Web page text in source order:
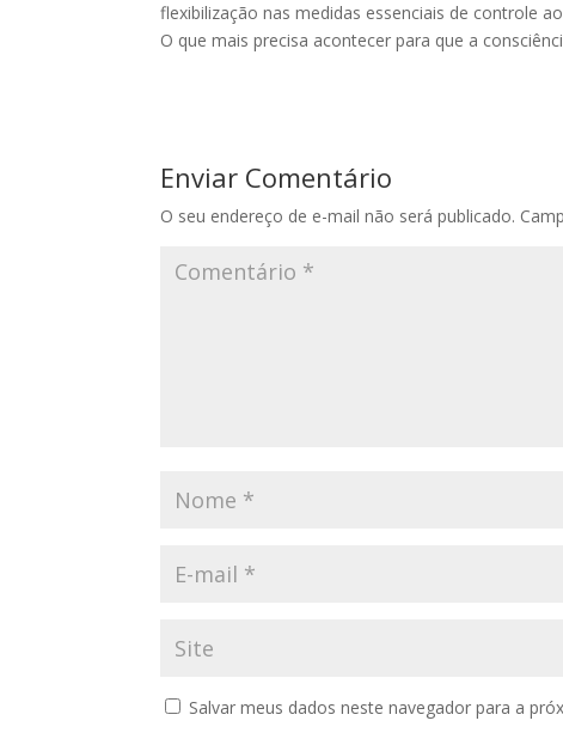
flexibilização nas medidas essenciais de controle
O que mais precisa acontecer para que a
Enviar Comentário
O seu endereço de e-mail não será publicado.
Salvar meus dados neste navegador para a